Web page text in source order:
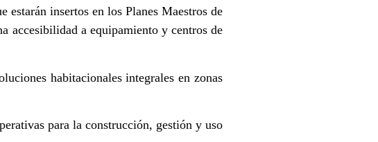
insertos en los Planes Maestros de
accesibilidad a equipamiento y centros de
habitacionales integrales en zonas
para la construcción, gestión y uso